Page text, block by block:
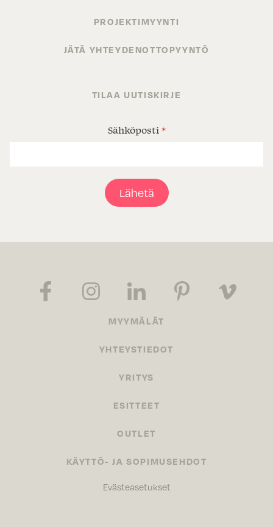
PROJEKTIMYYNTI
JÄTÄ YHTEYDENOTTOPYYNTÖ
TILAA UUTISKIRJE
Sähköposti *
Lähetä
MYYMÄLÄT
YHTEYSTIEDOT
YRITYS
ESITTEET
OUTLET
KÄYTTÖ- JA SOPIMUSEHDOT
Evästeasetukset